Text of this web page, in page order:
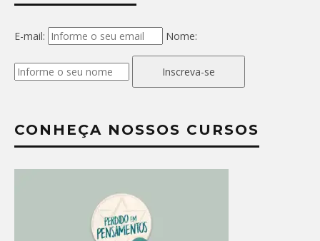
E-mail: Nome:
Inscreva-se
CONHEÇA NOSSOS CURSOS